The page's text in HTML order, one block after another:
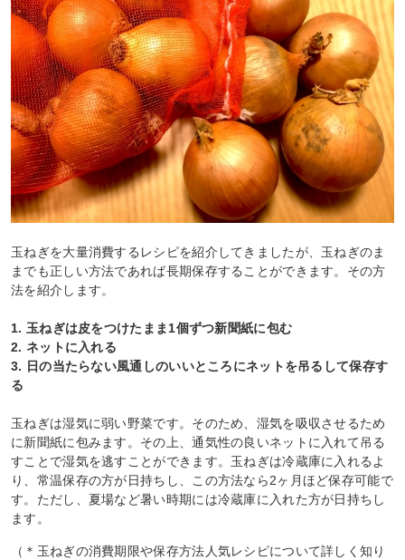
玉ねぎを大量消費するレシピを紹介してきましたが、玉ねぎのま
までも正しい方法であれば長期保存することができます。その方
法を紹介します。
1. 玉ねぎは皮をつけたまま1個ずつ新聞紙に包む
2. ネットに入れる
3. 日の当たらない風通しのいいところにネットを吊るして保存す
る
玉ねぎは湿気に弱い野菜です。そのため、湿気を吸収させるため
に新聞紙に包みます。その上、通気性の良いネットに入れて吊る
すことで湿気を逃すことができます。玉ねぎは冷蔵庫に入れるよ
り、常温保存の方が日持ちし、この方法なら2ヶ月ほど保存可能で
す。ただし、夏場など暑い時期には冷蔵庫に入れた方が日持ちし
ます。
（＊玉ねぎの消費期限や保存方法人気レシピについて詳しく知り